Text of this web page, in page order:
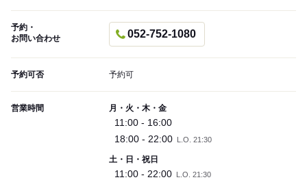
予約・
お問い合わせ
052-752-1080
予約可否 予約可
営業時間 月・火・木・金
11:00 - 16:00
18:00 - 22:00 L.O. 21:30
土・日・祝日
11:00 - 22:00 L.O. 21:30